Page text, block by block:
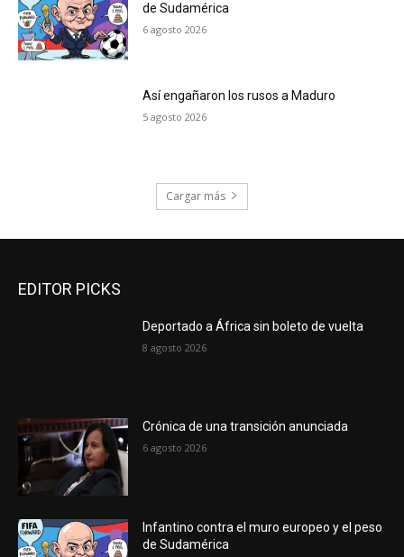
de Sudamérica
6 agosto 2026
Así engañaron los rusos a Maduro
5 agosto 2026
Cargar más
EDITOR PICKS
Deportado a África sin boleto de vuelta
8 agosto 2026
Crónica de una transición anunciada
6 agosto 2026
Infantino contra el muro europeo y el peso
de Sudamérica